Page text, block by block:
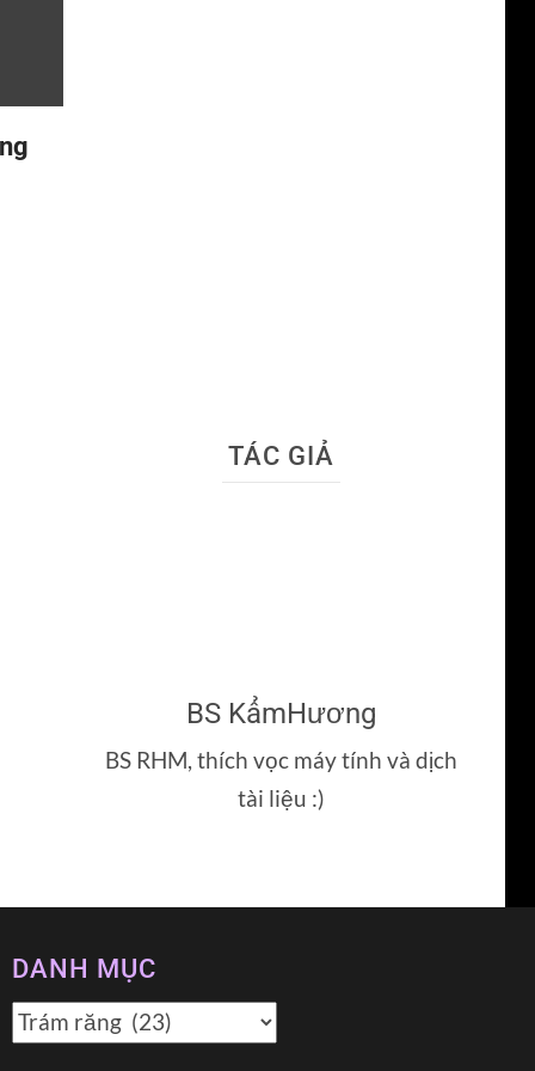
TÁC GIẢ
BS KẩmHương
BS RHM, thích vọc máy tính và dịch
tài liệu :)
DANH MỤC
Danh